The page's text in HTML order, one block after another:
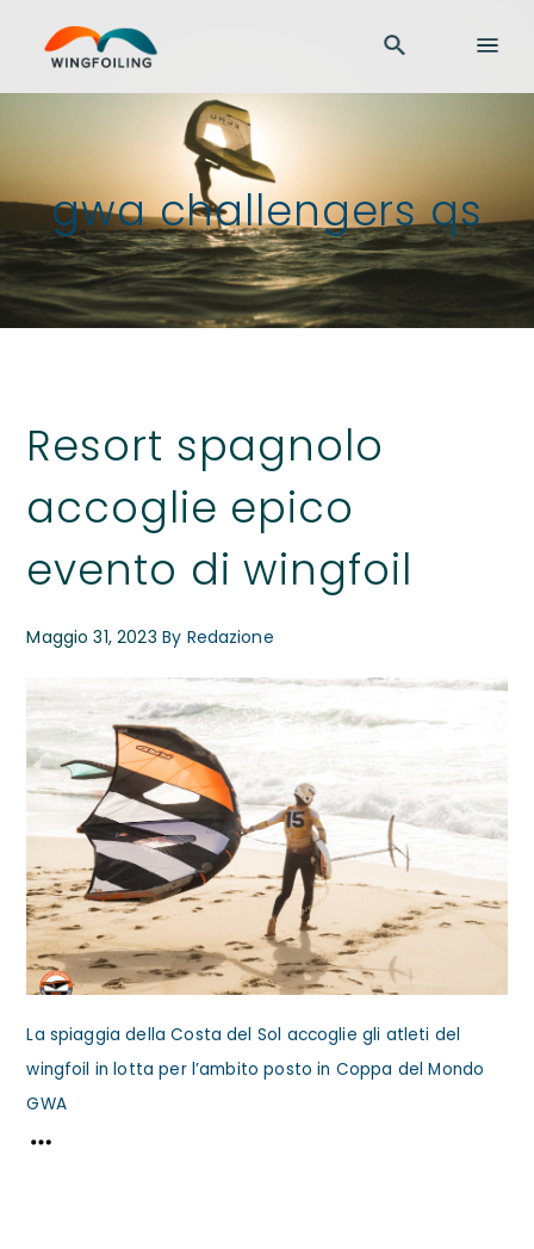
gwa challengers qs
Resort spagnolo
accoglie epico
evento di wingfoil
Maggio 31, 2023 By Redazione
La spiaggia della Costa del Sol accoglie gli atleti del
wingfoil in lotta per l’ambito posto in Coppa del Mondo
GWA